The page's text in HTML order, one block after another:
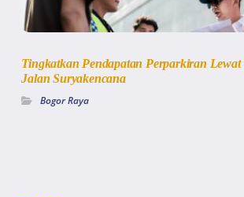
Tingkatkan Pendapatan Perparkiran
Jalan Suryakencana
Bogor Raya